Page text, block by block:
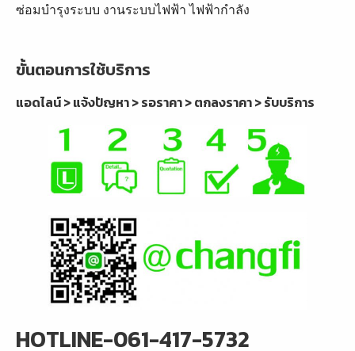
ซ่อมบำรุงระบบ งานระบบไฟฟ้า ไฟฟ้ากำลัง
ขั้นตอนการใช้บริการ
แอดไลน์ > แจ้งปัญหา > รอราคา > ตกลงราคา > รับบริการ
HOTLINE-061-417-5732